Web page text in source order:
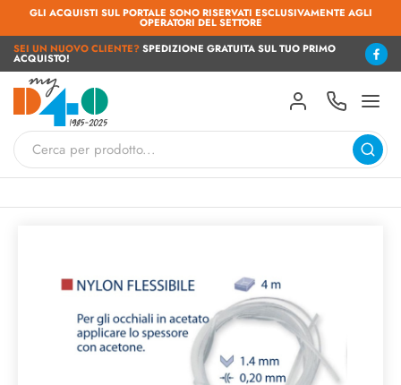
GLI ACQUISTI SUL PORTALE SONO RISERVATI ESCLUSIVAMENTE AGLI
OPERATORI DEL SETTORE
SEI UN NUOVO CLIENTE?SPEDIZIONE GRATUITA SUL TUO PRIMO
ACQUISTO!